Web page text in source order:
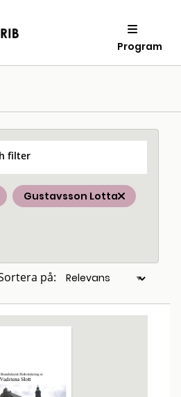
Program
filter
Gustavsson Lotta
på: